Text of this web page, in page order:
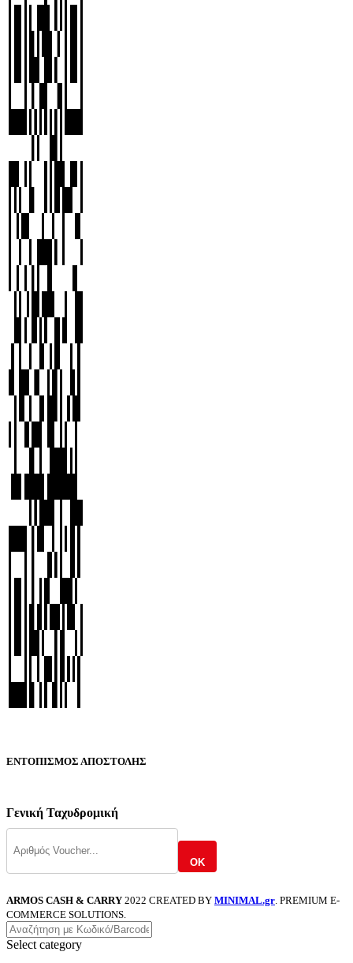
ΕΝΤΟΠΙΣΜΟΣ ΑΠΟΣΤΟΛΗΣ
Γενική Ταχυδρομική
OK
ARMOS CASH & CARRY 2022 CREATED BY MINIMAL.gr . PREMIUM E-
COMMERCE SOLUTIONS.
Select category